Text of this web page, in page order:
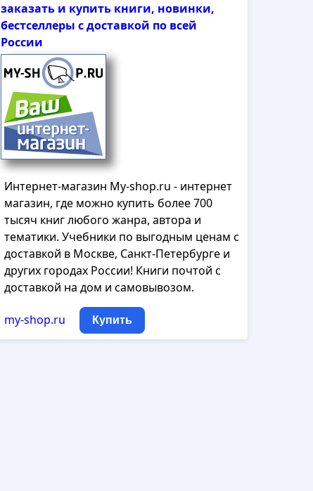
заказать и купить книги, новинки,
бестселлеры с доставкой по всей
России
Интернет-магазин My-shop.ru - интернет
магазин, где можно купить более 700
тысяч книг любого жанра, автора и
тематики. Учебники по выгодным ценам с
доставкой в Москве, Санкт-Петербурге и
других городах России! Книги почтой с
доставкой на дом и самовывозом.
my-shop.ru Купить